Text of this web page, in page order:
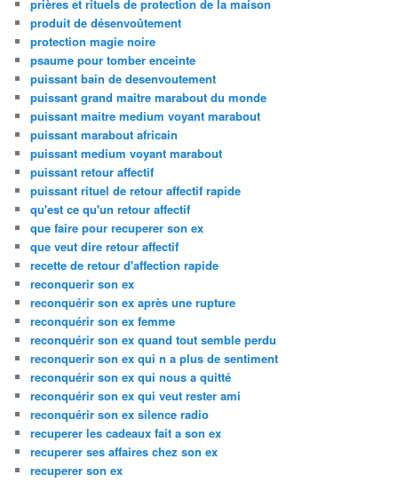
prières et rituels de protection de la maison
produit de désenvoûtement
protection magie noire
psaume pour tomber enceinte
puissant bain de desenvoutement
puissant grand maitre marabout du monde
puissant maitre medium voyant marabout
puissant marabout africain
puissant medium voyant marabout
puissant retour affectif
puissant rituel de retour affectif rapide
qu'est ce qu'un retour affectif
que faire pour recuperer son ex
que veut dire retour affectif
recette de retour d'affection rapide
reconquerir son ex
reconquérir son ex après une rupture
reconquérir son ex femme
reconquérir son ex quand tout semble perdu
reconquerir son ex qui n a plus de sentiment
reconquérir son ex qui nous a quitté
reconquérir son ex qui veut rester ami
reconquérir son ex silence radio
recuperer les cadeaux fait a son ex
recuperer ses affaires chez son ex
recuperer son ex